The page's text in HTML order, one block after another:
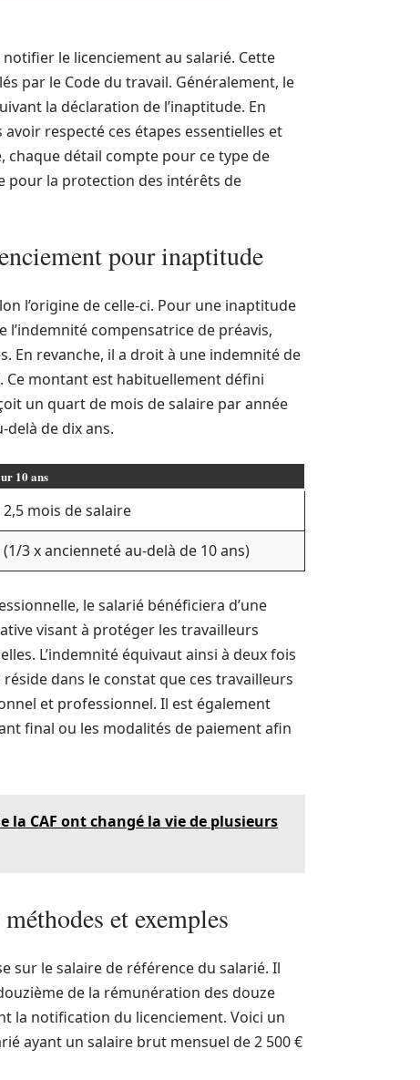
le licenciement au salarié. Cette
par le Code du travail. Généralement, le
la déclaration de l’inaptitude. En
respecté ces étapes essentielles et
chaque détail compte pour ce type de
pour la protection des intérêts de
pour inaptitude
l’origine de celle-ci. Pour une inaptitude
l’indemnité compensatrice de préavis,
En revanche, il a droit à une indemnité de
Ce montant est habituellement défini
un quart de mois de salaire par année
delà de dix ans.
10 ans
2,5 mois de salaire
(1/3 x ancienneté au-delà de 10 ans)
le salarié bénéficiera d’une
visant à protéger les travailleurs
L’indemnité équivaut ainsi à deux fois
dans le constat que ces travailleurs
et professionnel. Il est également
final ou les modalités de paiement afin
la CAF ont changé la vie de plusieurs
et exemples
sur le salaire de référence du salarié. Il
de la rémunération des douze
la notification du licenciement. Voici un
ayant un salaire brut mensuel de 2 500 €